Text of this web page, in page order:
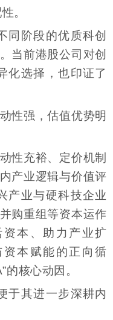
。
同阶段的优质科创
当前港股公司对创
化选择，也印证了
性强，估值优势明
性充裕、定价机制
产业逻辑与价值评
产业与硬科技企业
购重组等资本运作
本、助力产业扩
本赋能的正向循
的核心动因。
于其进一步深耕内